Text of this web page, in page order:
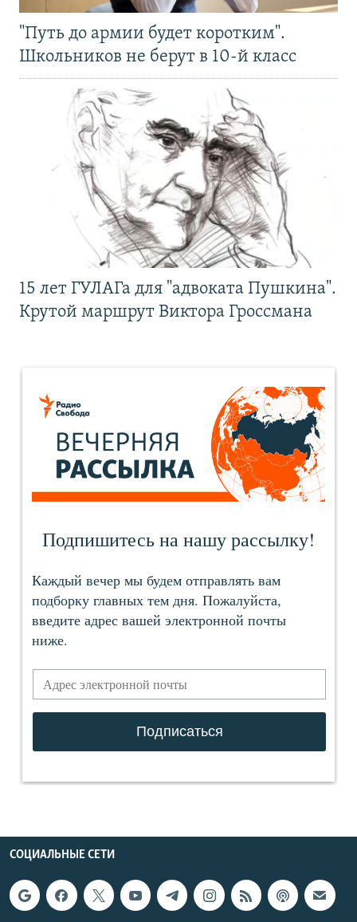
"Путь до армии будет коротким".
Школьников не берут в 10-й класс
15 лет ГУЛАГа для "адвоката Пушкина".
Крутой маршрут Виктора Гроссмана
СОЦИАЛЬНЫЕ СЕТИ